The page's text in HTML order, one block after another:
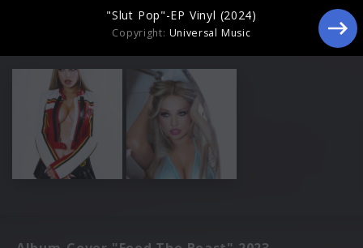
"Slut Pop"-EP Vinyl (2024)
"Slut Pop"-EP Vinyl (2024)
Copyright: Universal Music